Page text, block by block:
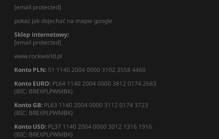
[email protected]
pokaż jak dojechać na mapie google
Sklep internetowy:
[email protected]
www.rockworld.pl
Konto PLN: 51 1140 2004 0000 3102 3558 4460
Konto EURO: PL64 1140 2004 0000 3812 0174 2683
(BIC: BREXPLPWMBK)
Konto GB: PL63 1140 2004 0000 3112 0174 3723
(BIC: BREXPLPWMBK)
Konto USD: PL37 1140 2004 0000 3012 1316 1916
(BIC: BREXPLPWMBK)